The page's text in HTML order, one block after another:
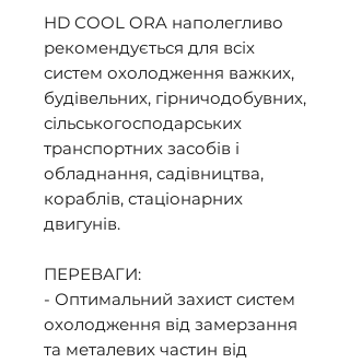
HD COOL ORA наполегливо
рекомендується для всіх
систем охолодження важких,
будівельних, гірничодобувних,
сільськогосподарських
транспортних засобів і
обладнання, садівництва,
кораблів, стаціонарних
двигунів.
ПЕРЕВАГИ:
- Оптимальний захист систем
охолодження від замерзання
та металевих частин від